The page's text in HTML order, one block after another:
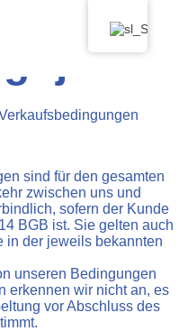
sind für den gesamten
zwischen uns und
sofern der Kunde
BGB ist. Sie gelten auch
in der jeweils bekannten
unseren Bedingungen
erkennen wir nicht an, es
vor Abschluss des